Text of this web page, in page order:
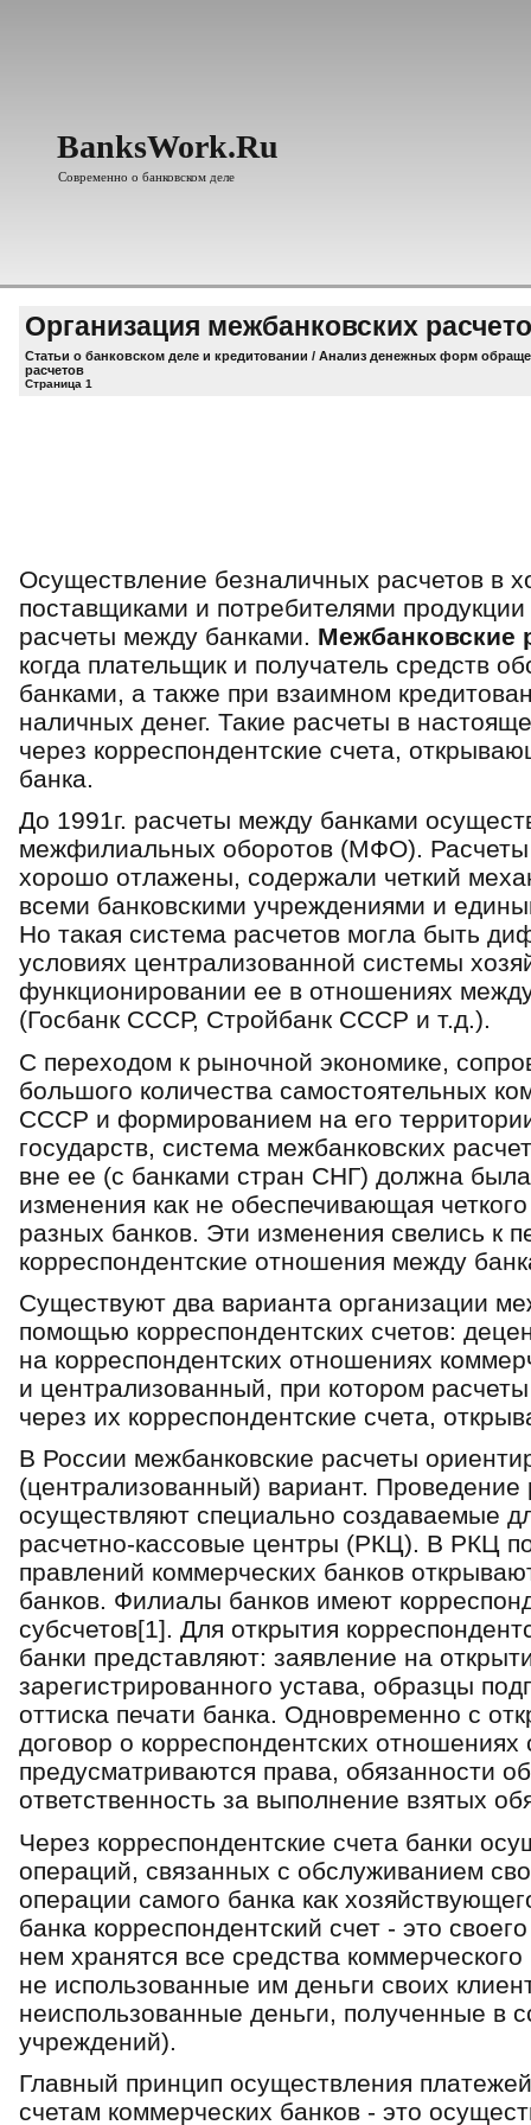
BanksWork.Ru
Современно о банковском деле
Организация межбанковских
Статьи о банковском деле и кредитовании / Анализ денежных форм
расчетов
Страница 1
Осуществление безналичных расчетов в
поставщиками и потребителями
расчеты между банками. Межбанковские
когда плательщик и получатель средств
банками, а также при взаимном
наличных денег. Такие расчеты в
через корреспондентские счета,
банка.
До 1991г. расчеты между банками
межфилиальных оборотов (МФО).
хорошо отлажены, содержали четкий
всеми банковскими учреждениями и
Но такая система расчетов могла быть
условиях централизованной системы
функционировании ее в отношениях
(Госбанк СССР, Стройбанк СССР и т.д.).
С переходом к рыночной экономике,
большого количества самостоятельных
СССР и формированием на его
государств, система межбанковских
вне ее (с банками стран СНГ) должна
изменения как не обеспечивающая
разных банков. Эти изменения свелись к
корреспондентские отношения между
Существуют два варианта организации
помощью корреспондентских счетов:
на корреспондентских отношениях
и централизованный, при котором
через их корреспондентские счета,
В России межбанковские расчеты
(централизованный) вариант.
осуществляют специально создаваемые
расчетно-кассовые центры (РКЦ). В РКЦ
правлений коммерческих банков
банков. Филиалы банков имеют
субсчетов[1]. Для открытия
банки представляют: заявление на
зарегистрированного устава, образцы
оттиска печати банка. Одновременно с
договор о корреспондентских
предусматриваются права, обязанности
ответственность за выполнение взятых
Через корреспондентские счета банки
операций, связанных с обслуживанием
операции самого банка как
банка корреспондентский счет - это
нем хранятся все средства
не использованные им деньги своих
неиспользованные деньги, полученные в
учреждений).
Главный принцип осуществления
счетам коммерческих банков - это